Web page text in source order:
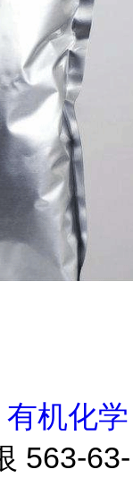
有机化学
563-63-